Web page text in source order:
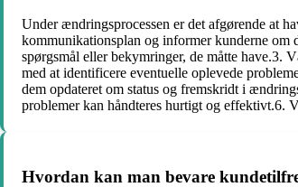
Under ændringsprocessen er det afgørende at
kommunikationsplan og informer kunderne om
spørgsmål eller bekymringer, de måtte have.3.
med at identificere eventuelle oplevede
dem opdateret om status og fremskridt i
problemer kan håndteres hurtigt og effektivt.6.
Hvordan kan man bevare